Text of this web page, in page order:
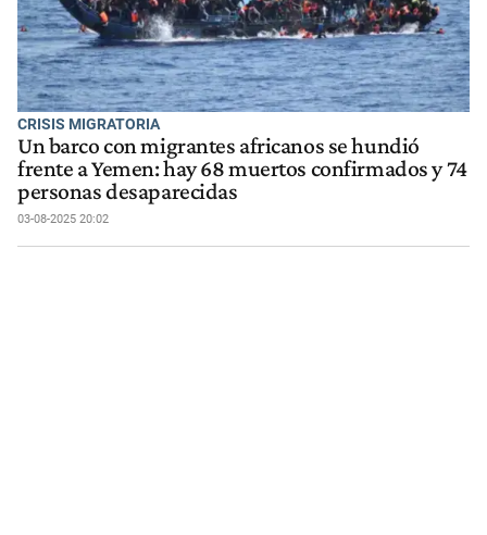
CRISIS MIGRATORIA
Un barco con migrantes africanos se hundió
frente a Yemen: hay 68 muertos confirmados y 74
personas desaparecidas
03-08-2025 20:02